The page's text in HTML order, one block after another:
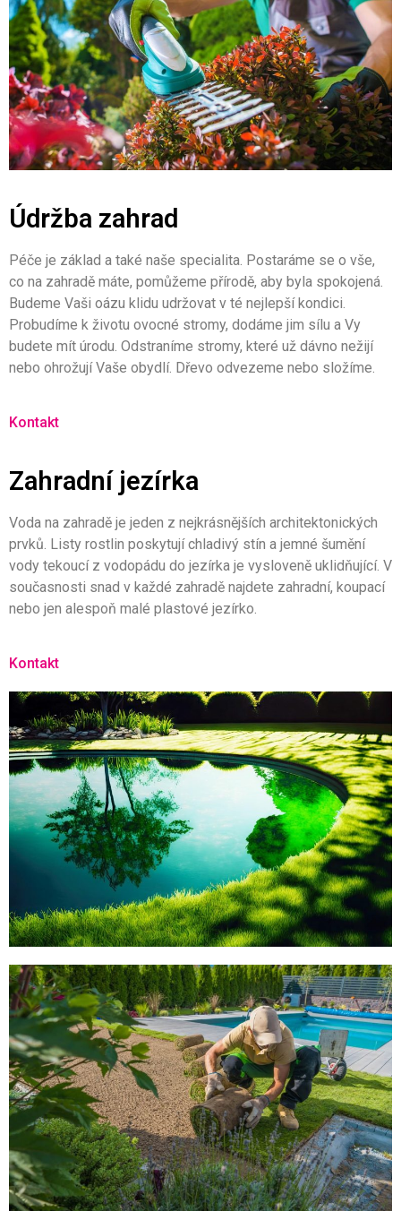
Údržba zahrad
Péče je základ a také naše specialita. Postaráme se o vše,
co na zahradě máte, pomůžeme přírodě, aby byla spokojená.
Budeme Vaši oázu klidu udržovat v té nejlepší kondici.
Probudíme k životu ovocné stromy, dodáme jim sílu a Vy
budete mít úrodu. Odstraníme stromy, které už dávno nežijí
nebo ohrožují Vaše obydlí. Dřevo odvezeme nebo složíme.
Kontakt
Zahradní jezírka
Voda na zahradě je jeden z nejkrásnějších architektonických
prvků. Listy rostlin poskytují chladivý stín a jemné šumění
vody tekoucí z vodopádu do jezírka je vysloveně uklidňující. V
současnosti snad v každé zahradě najdete zahradní, koupací
nebo jen alespoň malé plastové jezírko.
Kontakt